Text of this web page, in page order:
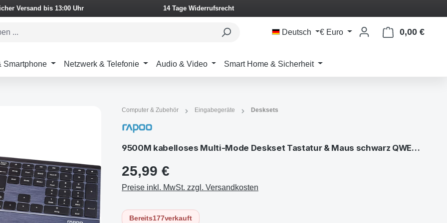
Versand bis 13:00 Uhr 14 Tage Widerrufsrecht
Deutsch € Euro 0,00 €
Smartphone Netzwerk & Telefonie Audio & Video Smart Home & Sicherheit
Computer & Zubehör Eingabegeräte Desksets
9500M kabelloses Multi-Mode Deskset Tastatur & Maus schwarz QWERTZ DEU
25,99 €
Preise inkl. MwSt. zzgl. Versandkosten
Bereits177verkauft